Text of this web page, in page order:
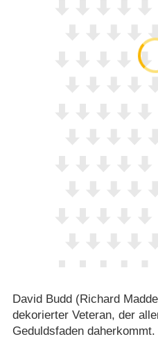
David Budd (Richard
dekorierter Veteran, der
Geduldsfaden